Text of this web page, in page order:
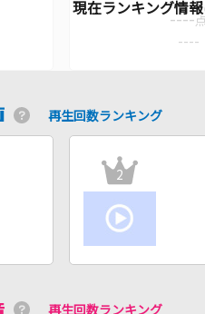
---- 点
----
再生回数ランキング
2
再生回数ランキング